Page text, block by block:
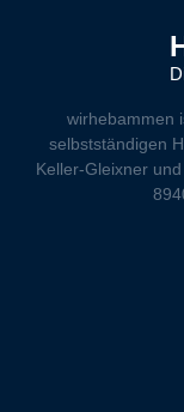
wirhebammen
selbstständigen
Keller-Gleixner